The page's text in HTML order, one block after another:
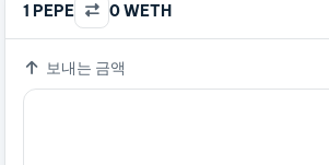
1 PEPE 0 WETH
보내는 금액